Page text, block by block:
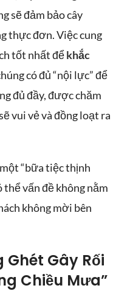
sẽ đảm bảo cây
thực đơn. Việc cung
tốt nhất đểkhắc
có đủ “nội lực” để
đủ đầy, được chăm
vui vẻ và đồng loạt ra
“bữa tiệc thịnh
thể vấn đề không nằm
không mời bên
Ghét Gây Rối
Chiều Mưa”